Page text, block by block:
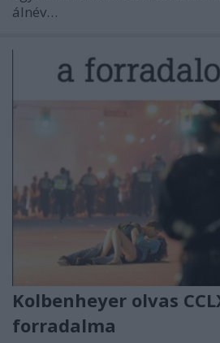
álnév…
Kolbenheyer olvas
forradalma